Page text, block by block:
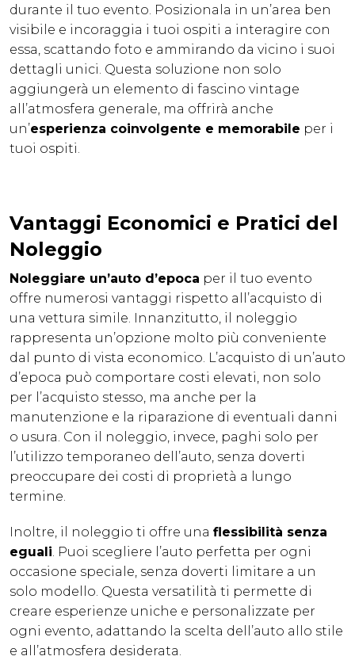
durante il tuo evento. Posizionala in un’area ben
visibile e incoraggia i tuoi ospiti a interagire con
essa, scattando foto e ammirando da vicino i suoi
dettagli unici. Questa soluzione non solo
aggiungerà un elemento di fascino vintage
all’atmosfera generale, ma offrirà anche
un’esperienza coinvolgente e memorabile per i
tuoi ospiti.
Vantaggi Economici e Pratici del
Noleggio
Noleggiare un’auto d’epoca per il tuo evento
offre numerosi vantaggi rispetto all’acquisto di
una vettura simile. Innanzitutto, il noleggio
rappresenta un’opzione molto più conveniente
dal punto di vista economico. L’acquisto di un’auto
d’epoca può comportare costi elevati, non solo
per l’acquisto stesso, ma anche per la
manutenzione e la riparazione di eventuali danni
o usura. Con il noleggio, invece, paghi solo per
l’utilizzo temporaneo dell’auto, senza doverti
preoccupare dei costi di proprietà a lungo
termine.
Inoltre, il noleggio ti offre una flessibilità senza
eguali. Puoi scegliere l’auto perfetta per ogni
occasione speciale, senza doverti limitare a un
solo modello. Questa versatilità ti permette di
creare esperienze uniche e personalizzate per
ogni evento, adattando la scelta dell’auto allo stile
e all’atmosfera desiderata.